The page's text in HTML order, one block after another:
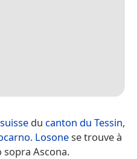
suisse du canton du Tessin,
. Losonese trouve à
sopra Ascona.